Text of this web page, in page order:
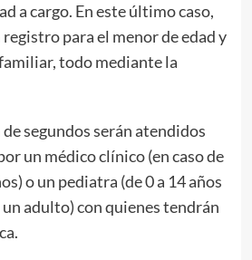
a cargo. En este último caso,
registro para el menor de edad y
todo mediante la
segundos serán atendidos
un médico clínico (en caso de
o un pediatra (de 0 a 14 años
adulto) con quienes tendrán